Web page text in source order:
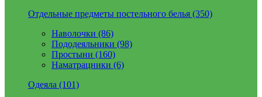
Отдельные предметы постельного белья (350)
Наволочки (86)
Пододеяльники (98)
Простыни (160)
Наматрацники (6)
Одеяла (101)